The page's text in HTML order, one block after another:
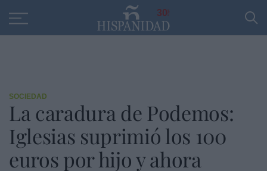
30
SOCIEDAD
La caradura de Podemos:
Iglesias suprimió los 100
euros por hijo y ahora